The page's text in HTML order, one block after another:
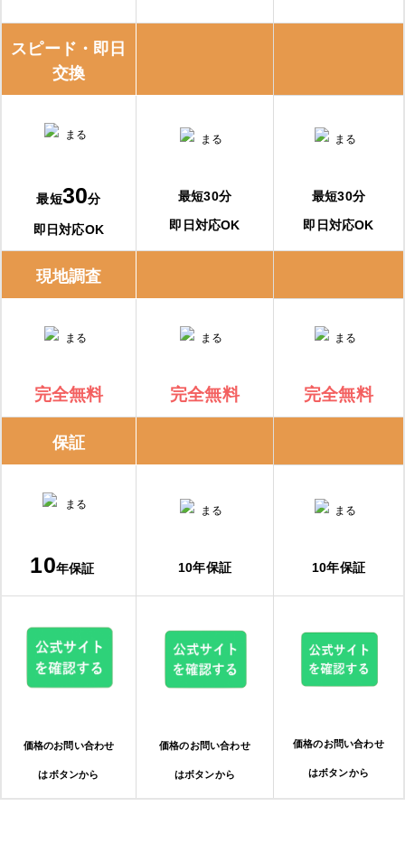
スピード・即日
交換
最短30分
即日対応OK
最短30分
即日対応OK
最短30分
即日対応OK
現地調査
完全無料 完全無料 完全無料
保証
10年保証 10年保証 10年保証
価格のお問い合わせ
はボタンから
価格のお問い合わせ
はボタンから
価格のお問い合わせ
はボタンから